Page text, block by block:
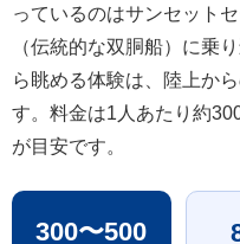
っているのはサンセット
（伝統的な双胴船）に乗
ら眺める体験は、陸上か
す。料金は1人あたり約
が目安です。
300〜500